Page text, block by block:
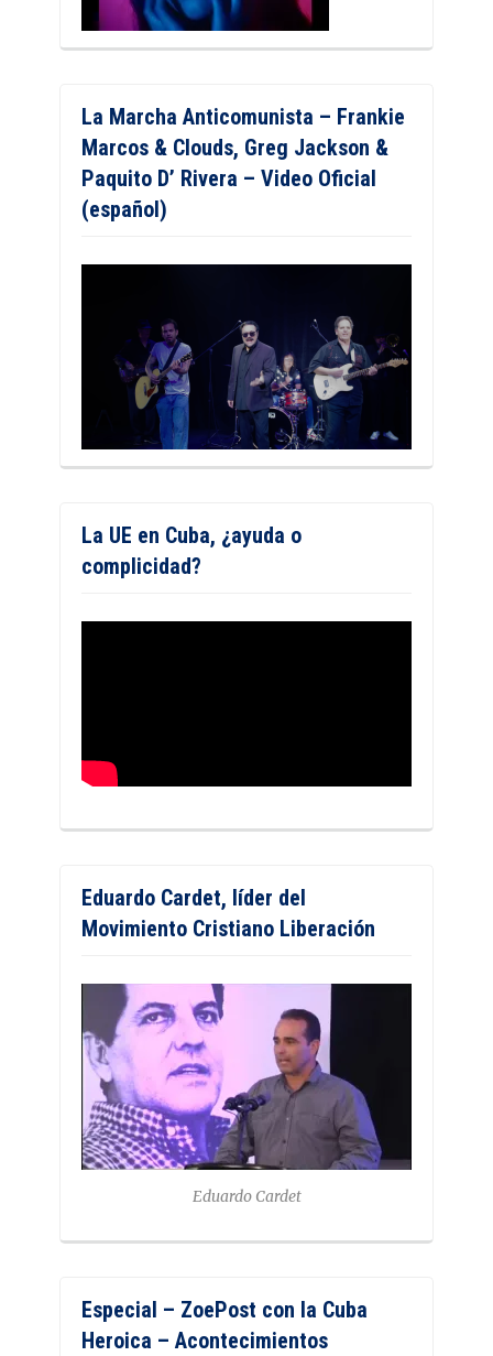
La Marcha Anticomunista – Frankie
Marcos & Clouds, Greg Jackson &
Paquito D’ Rivera – Video Oficial
(español)
La UE en Cuba, ¿ayuda o
complicidad?
Eduardo Cardet, líder del
Movimiento Cristiano Liberación
Eduardo Cardet
Especial – ZoePost con la Cuba
Heroica – Acontecimientos